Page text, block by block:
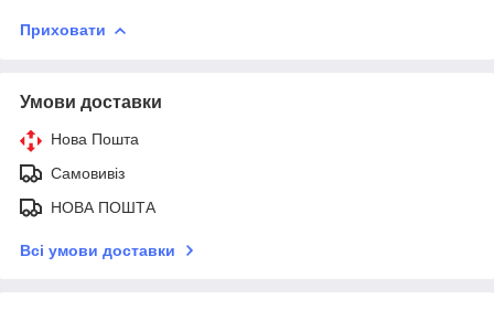
Приховати
Умови доставки
Нова Пошта
Самовивіз
НОВА ПОШТА
Всі умови доставки